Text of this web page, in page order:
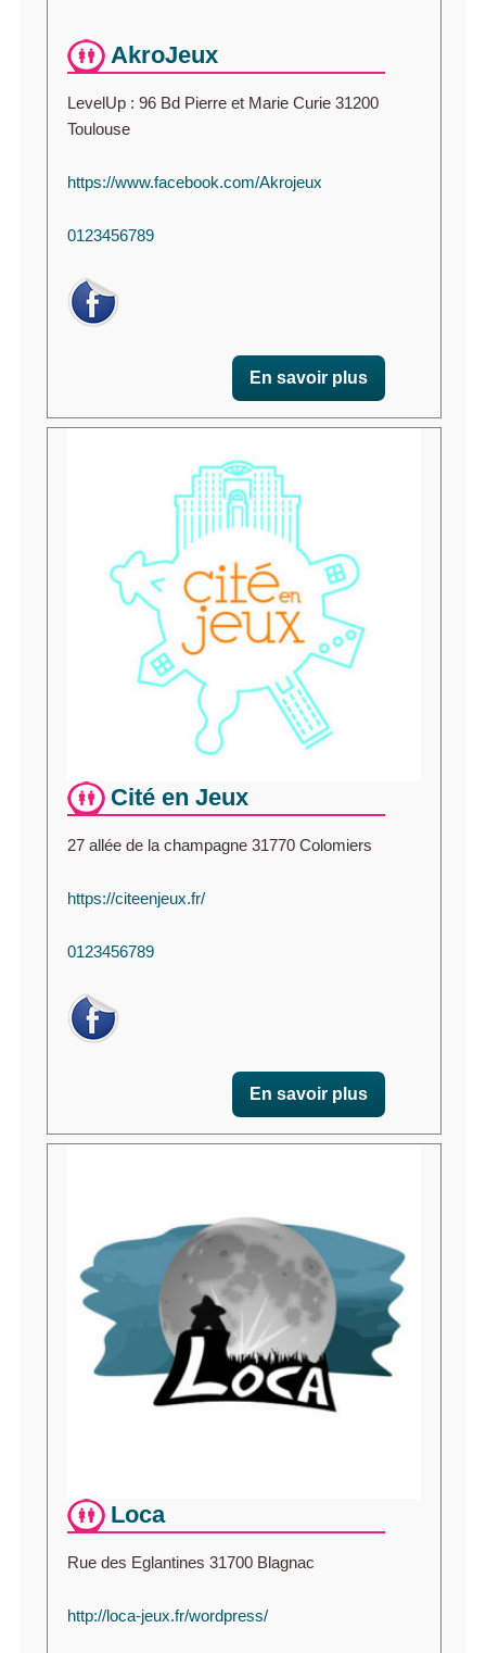
AkroJeux
LevelUp : 96 Bd Pierre et Marie Curie 31200
Toulouse
https://www.facebook.com/Akrojeux
0123456789
En savoir plus
Cité en Jeux
27 allée de la champagne 31770 Colomiers
https://citeenjeux.fr/
0123456789
En savoir plus
Loca
Rue des Eglantines 31700 Blagnac
http://loca-jeux.fr/wordpress/